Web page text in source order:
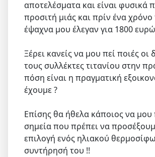
αποτελέσματα και είναι φυσικά
προσιτή μιάς και πρίν ένα
έψαχνα μου έλεγαν για 1800
Ξέρει κανείς να μου πεί ποιές οι
τους συλλέκτες τιτανίου στην
πόση είναι η πραγματική
έχουμε ?
Επίσης θα ήθελα κάποιος να μου
σημεία που πρέπει να
επιλογή ενός ηλιακού
συντήρησή του !!